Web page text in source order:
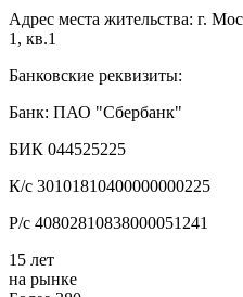
Адрес места жительства: г.
1, кв.1
Банковские реквизиты:
Банк: ПАО "Сбербанк"
БИК 044525225
К/с 30101810400000000225
Р/с 40802810838000051241
15 лет
на рынке